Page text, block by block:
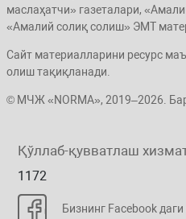
маслаҳатчи» газеталари,
«Амалий солиқ солиш» ЭМТ
Сайт материалларини ресурс
олиш тақиқланади.
© МЧЖ «NORMA», 2019–2026.
Қўллаб-қувватлаш
1172
Бизнинг Facebook